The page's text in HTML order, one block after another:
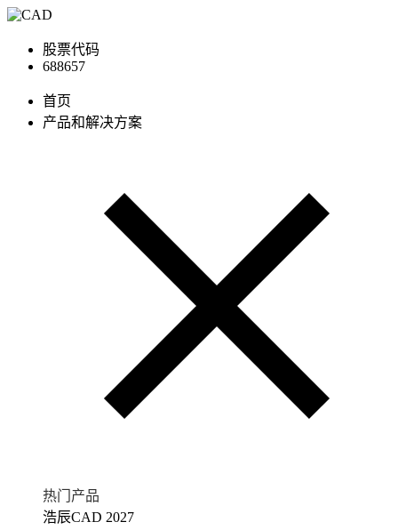
股票代码
688657
首页
产品和解决方案
热门产品
浩辰CAD 2027